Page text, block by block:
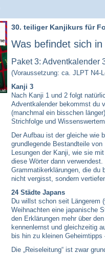
30. teiliger Kanjikurs für
Was befindet sich
Paket 3: Adventkalender
(Voraussetzung: ca. JLPT N4-
Kanji 3
Nach Kanji 1 und 2 folgt
Adventkalender bekommst du
(manchmal ein bisschen
Strichfolge und
Der Aufbau ist der gleiche wie
grundlegende Bestandteile
Lesungen der Kanji, wie sie
diese Wörter dann
Grammatikerklärungen, die du
nicht vergisst, sondern
24 Städte Japans
Du willst schon seit Längerem
Weihnachten eine japanische
den Erklärungen mehr über
kennenlernst und gleichzeitig
bis hin zu kleinen
Die „Reiseleitung“ ist zwar